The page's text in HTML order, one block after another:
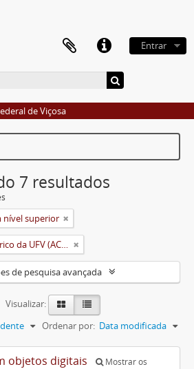
Entrar
de Viçosa
7 resultados
nível superior
Arquivo Central e Histórico da UFV (ACH-UFV)
de pesquisa avançada
Visualizar:
Ordenar por: Data modificada
objetos digitais
Mostrar os